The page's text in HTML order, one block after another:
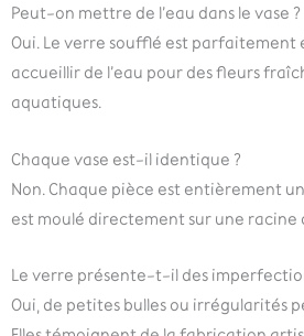
Peut-on mettre de l’eau dans le vase ?
Oui. Le verre soufflé est
accueillir de l’eau pour des fleurs
aquatiques.
Chaque vase est-il identique ?
Non. Chaque pièce est entièrement
est moulé directement sur une racine
Le verre présente-t-il des
Oui, de petites bulles ou irrégularités